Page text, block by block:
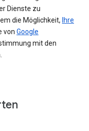
Dienste zu
die Möglichkeit, Ihre
von Google
mit den